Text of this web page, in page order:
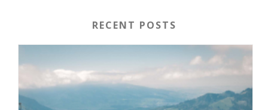
RECENT POSTS